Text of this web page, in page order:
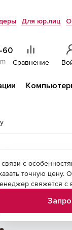
Для юр.лиц
60
Сравнение
связи с
точную цену.
свяжется с